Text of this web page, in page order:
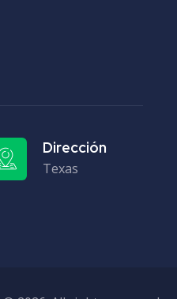
Dirección
Texas